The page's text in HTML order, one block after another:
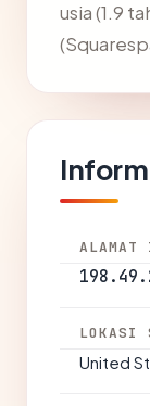
usia (1.9
ALAMAT
LOKASI
United